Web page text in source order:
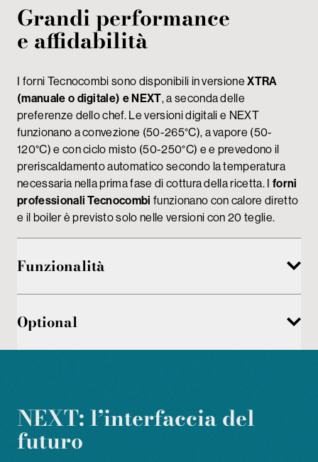
Grandi performance
e affidabilità
I forni Tecnocombi sono disponibili in versioneXTRA
(manuale o digitale) e NEXT, a seconda delle
preferenze dello chef. Le versioni digitali e NEXT
funzionano a convezione (50-265°C), a vapore (50-
120°C) e con ciclo misto (50-250°C) e e prevedono il
preriscaldamento automatico secondo la temperatura
necessaria nella prima fase di cottura della ricetta. I forni
professionali Tecnocombi funzionano con calore diretto
e il boiler è previsto solo nelle versioni con 20 teglie.
Funzionalità
Optional
NEXT: l’interfaccia del
futuro